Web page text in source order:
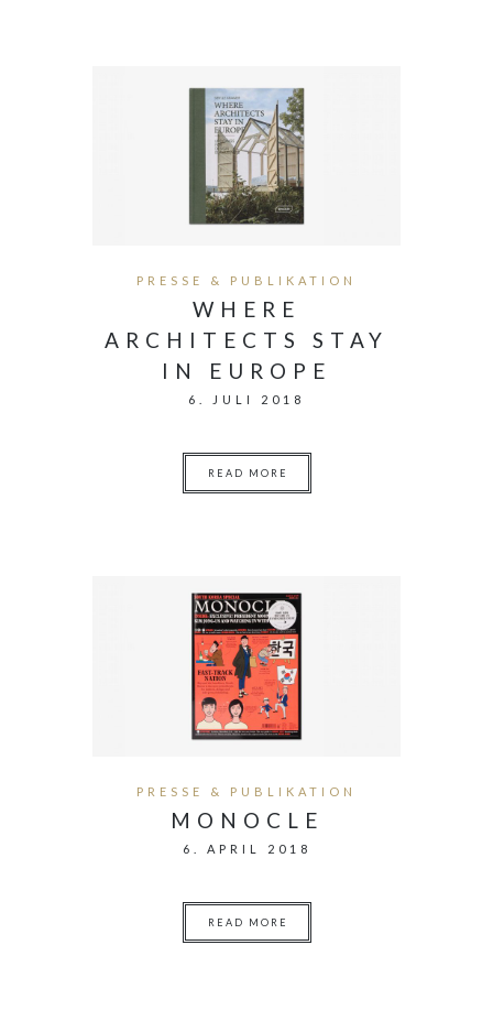
PRESSE & PUBLIKATION
WHERE
ARCHITECTS STAY
IN EUROPE
6. JULI 2018
READ MORE
PRESSE & PUBLIKATION
MONOCLE
6. APRIL 2018
READ MORE